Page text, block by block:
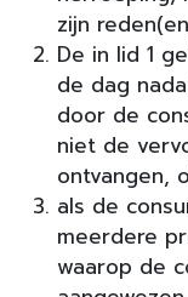
zijn
De in lid 1
de dag
door de
niet de
ontvangen,
als de
meerdere
waarop de